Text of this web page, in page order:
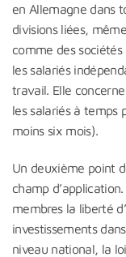
en Allemagne dans
divisions liées,
comme des
les salariés
travail. Elle
les salariés à temps
moins six mois).
Un deuxième point
champ
membres la liberté
investissements
niveau national, la